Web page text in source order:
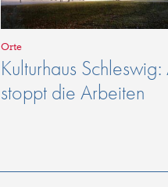
Orte
Kulturhaus
stoppt die Arbeiten